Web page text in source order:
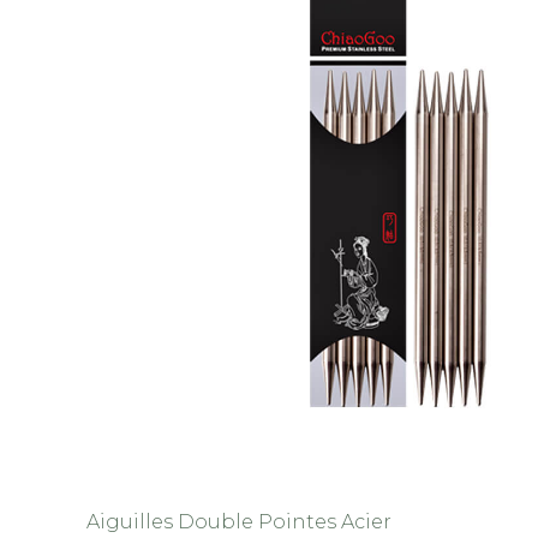
Aiguilles Double Pointes Acier